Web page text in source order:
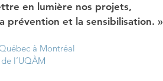
en lumière nos projets,
prévention et la sensibilisation. »
à Montréal
l’UQÀM